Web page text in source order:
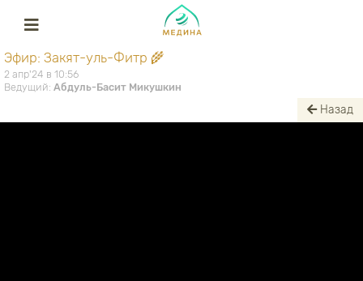
Эфир: Закят-уль-Фитр 🌾
2 апр'24 в 10:56
Ведущий: Абдуль-Басит Микушкин
Назад